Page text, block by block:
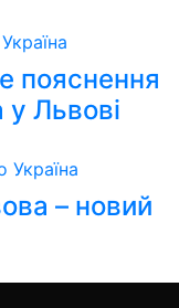
Україна
пояснення
Львові
Україна
– новий